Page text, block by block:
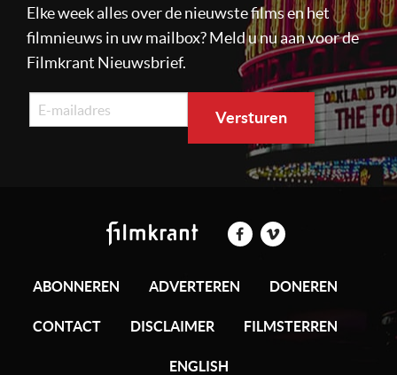
Elke week alles over de nieuwste films en het
filmnieuws in uw mailbox? Meld u nu aan voor de
Filmkrant Nieuwsbrief.
ABONNEREN ADVERTEREN DONEREN
CONTACT DISCLAIMER FILMSTERREN
ENGLISH